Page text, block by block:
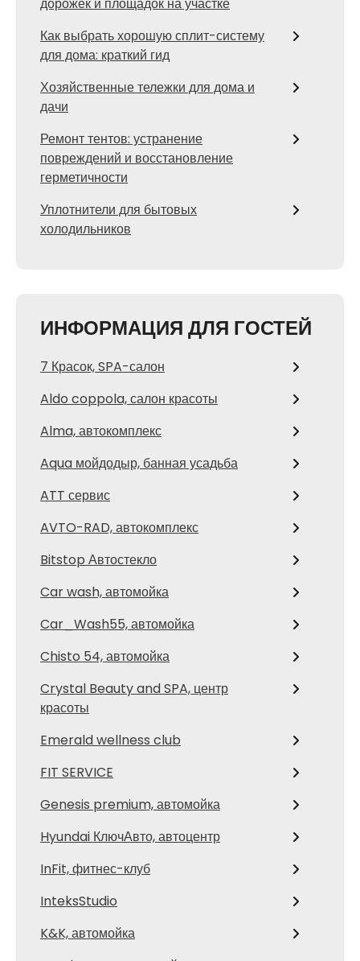
дорожек и площадок на участке
Как выбрать хорошую сплит-систему
для дома: краткий гид
Хозяйственные тележки для дома и
дачи
Ремонт тентов: устранение
повреждений и восстановление
герметичности
Уплотнители для бытовых
холодильников
ИНФОРМАЦИЯ ДЛЯ ГОСТЕЙ
7 Красок, SPA-салон
Aldo coppola, салон красоты
Alma, автокомплекс
Aqua мойдодыр, банная усадьба
ATT сервис
AVTO-RAD, автокомплекс
Bitstop Автостекло
Car wash, автомойка
Car_Wash55, автомойка
Chisto 54, автомойка
Crystal Beauty and SPA, центр
красоты
Emerald wellness club
FIT SERVICE
Genesis premium, автомойка
Hyundai КлючАвто, автоцентр
InFit, фитнес-клуб
InteksStudio
K&K, автомойка